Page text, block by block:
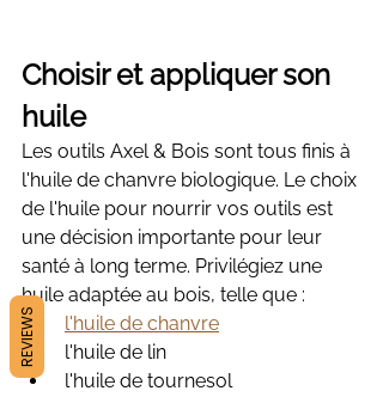
Choisir et appliquer son
huile
Les outils Axel & Bois sont tous finis à
l'huile de chanvre biologique. Le choix
de l'huile pour nourrir vos outils est
une décision importante pour leur
santé à long terme. Privilégiez une
huile adaptée au bois, telle que :
l'huile de chanvre
l'huile de lin
l'huile de tournesol
REVIEWS